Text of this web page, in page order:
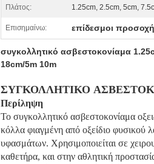
Πλάτος: 1.25cm, 2.5cm, 5cm,
Επισημαίνω: επίδεσμοι
συγκολλητικό ασβεστοκονίαμα
18cm/5m 10m
ΣΥΓΚΟΛΛΗΤΙΚΟ
Περίληψη
Το συγκολλητικό ασβεστοκονίαμα
κόλλα φιαγμένη από οξείδιο φυσικού
υφασμάτων. Χρησιμοποιείται σε
καθετήρα, και στην αθλητική